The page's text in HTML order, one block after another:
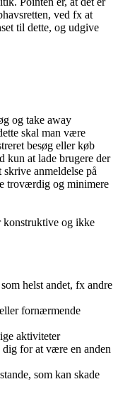
ved fx at
til dette, og udgive
og take away
skal man være
besøg eller køb
kun at lade brugere der
skrive anmeldelse på
troværdig og minimere
konstruktive og ikke
helst andet, fx andre
fornærmende
aktiviteter
for at være en anden
som kan skade